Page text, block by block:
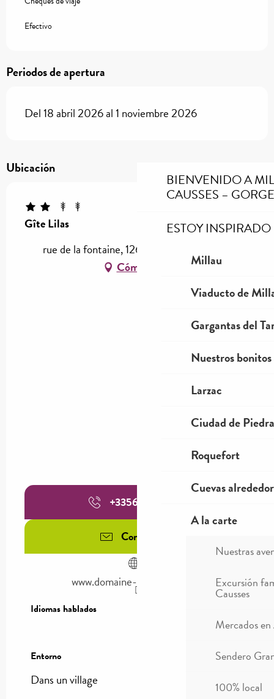
BIENVENIDO A
CAUSSES –
ESTOY INSPIRADO
Millau
Viaducto de
Gargantas del
Nuestros
Larzac
Ciudad de Piedra
Roquefort
Cuevas
A la carte
Nuestras
Excursión
Causses
Mercados
Sendero
100% local
Efectivo
Periodos de apertura
Del 18 abril 2026 al 1 noviembre 2026
Ubicación
Gîte Lilas
rue de la fontaine, 12640 Rivière-sur-Tarn
Cómo llegar
+335655985
Contáctenos
www.domaine-lacardabelle.eu
Idiomas hablados
Idiomas hablados
Entorno
Entorno
Dans un village